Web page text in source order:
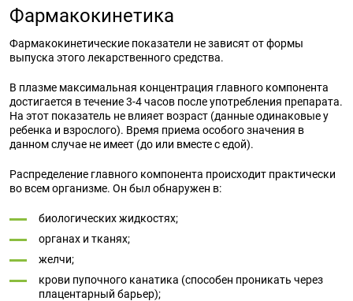
Фармакокинетика
Фармакокинетические показатели не зависят от формы
выпуска этого лекарственного средства.
В плазме максимальная концентрация главного компонента
достигается в течение 3-4 часов после употребления препарата.
На этот показатель не влияет возраст (данные одинаковые у
ребенка и взрослого). Время приема особого значения в
данном случае не имеет (до или вместе с едой).
Распределение главного компонента происходит практически
во всем организме. Он был обнаружен в:
биологических жидкостях;
органах и тканях;
желчи;
крови пупочного канатика (способен проникать через
плацентарный барьер);